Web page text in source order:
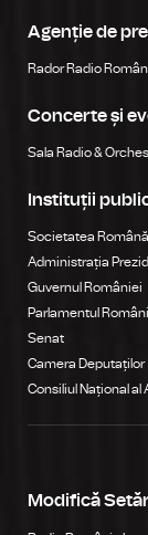
Agenție de
Rador Radio
Concerte și
Sala Radio &
Instituții
Societatea
Administrația
Guvernul României
Parlamentul
Senat
Camera Deputaților
Consiliul Național al
Modifică